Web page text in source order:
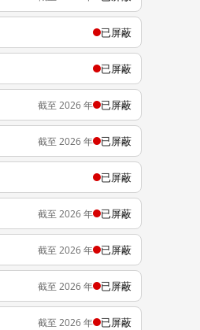
已屏蔽
已屏蔽
截至 2026 年 已屏蔽
截至 2026 年 已屏蔽
已屏蔽
截至 2026 年 已屏蔽
截至 2026 年 已屏蔽
截至 2026 年 已屏蔽
截至 2026 年 已屏蔽